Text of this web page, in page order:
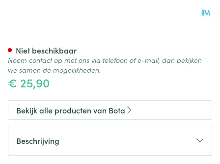
€ 25,90
Niet beschikbaar
Neem contact op met ons via telefoon of e-mail, dan bekijken
we samen de mogelijkheden.
Bekijk alle producten van Bota
Beschrijving